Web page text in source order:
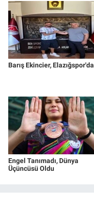
Barış Ekincier, Elazığspor'da
Engel Tanımadı, Dünya
Üçüncüsü Oldu